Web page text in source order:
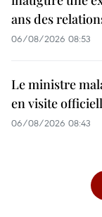
ans des
06/08/2026 08:53
Le ministre
en visite
06/08/2026 08:43